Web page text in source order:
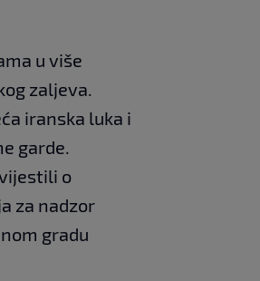
u više
zaljeva.
iranska luka i
garde.
o
za nadzor
gradu